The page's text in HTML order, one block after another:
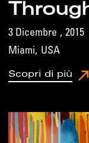
3 Dicembre , 2015
Miami, USA
Scopri di più